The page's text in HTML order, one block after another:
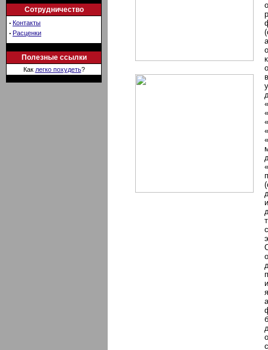
Сотрудничество
· Контакты
· Расценки
Полезные ссылки
Как легко похудеть?